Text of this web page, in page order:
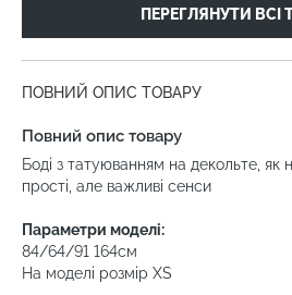
ПЕРЕГЛЯНУТИ ВСІ
ПОВНИЙ ОПИС ТОВАРУ
Повний опис товару
Боді з татуюванням на декольте, як
прості, але важливі сенси
Параметри моделі:
84/64/91 164см
На моделі розмір XS